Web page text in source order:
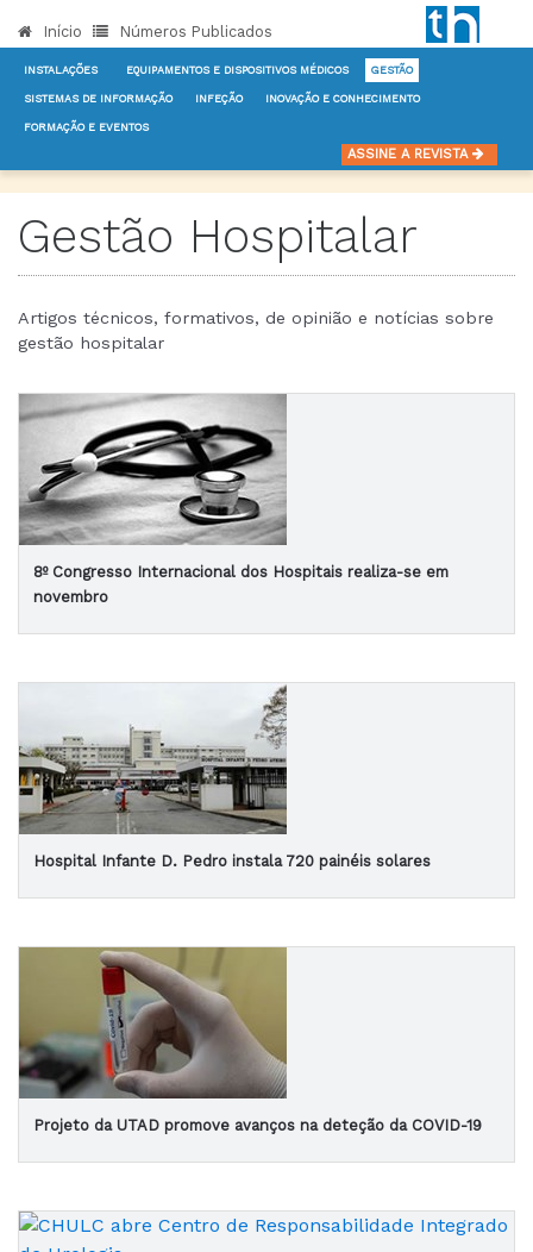
Início Números Publicados
INSTALAÇÕES EQUIPAMENTOS E DISPOSITIVOS MÉDICOS GESTÃO
SISTEMAS DE INFORMAÇÃO INFEÇÃO INOVAÇÃO E CONHECIMENTO
FORMAÇÃO E EVENTOS
ASSINE A REVISTA
Gestão Hospitalar
Artigos técnicos, formativos, de opinião e notícias sobre
gestão hospitalar
8º Congresso Internacional dos Hospitais realiza-se em
novembro
Hospital Infante D. Pedro instala 720 painéis solares
Projeto da UTAD promove avanços na deteção da COVID-19